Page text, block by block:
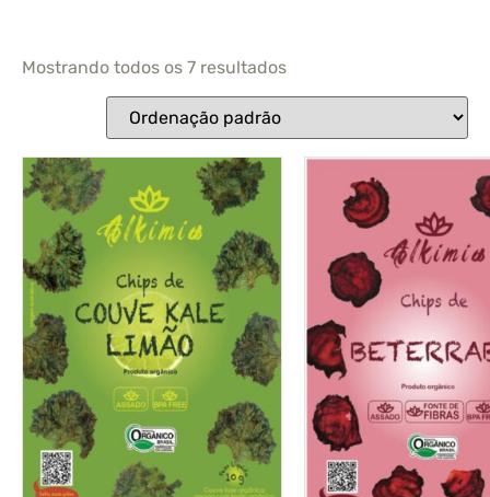
Mostrando todos os 7 resultados